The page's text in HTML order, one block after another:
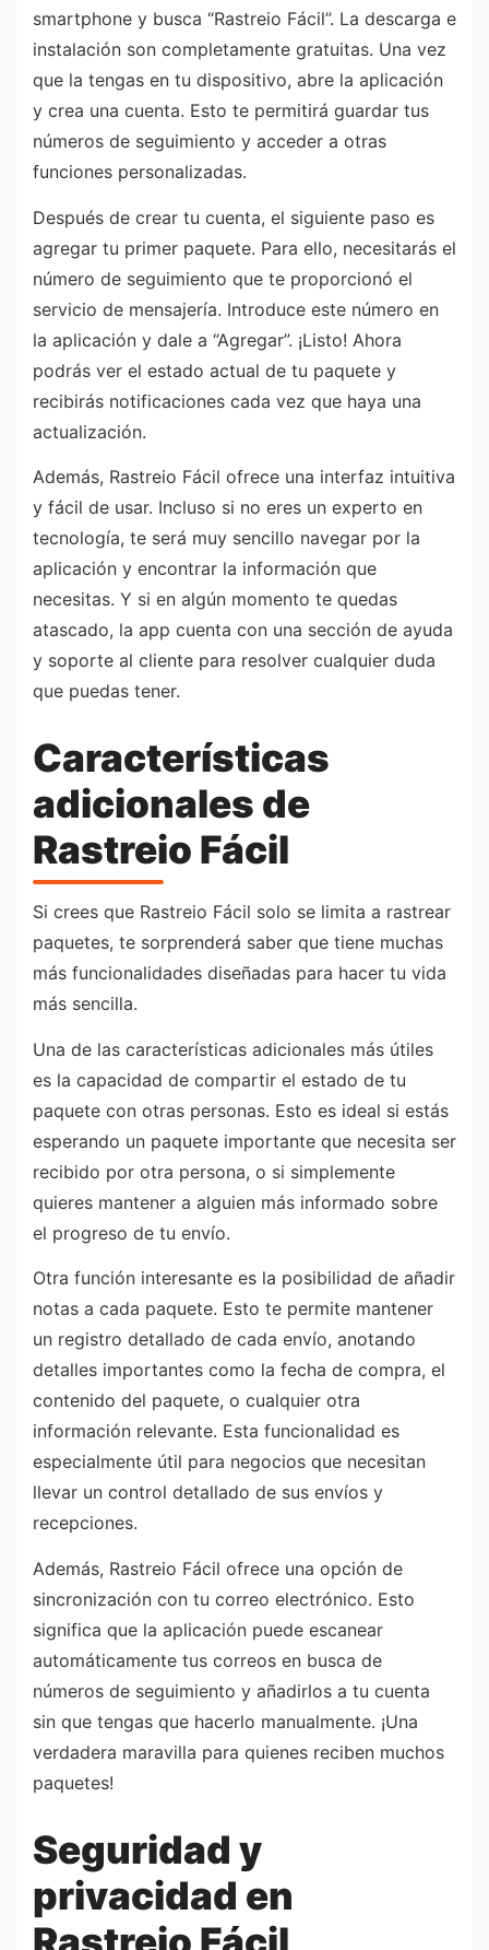
smartphone y busca “Rastreio Fácil”. La descarga e
instalación son completamente gratuitas. Una vez
que la tengas en tu dispositivo, abre la aplicación
y crea una cuenta. Esto te permitirá guardar tus
números de seguimiento y acceder a otras
funciones personalizadas.
Después de crear tu cuenta, el siguiente paso es
agregar tu primer paquete. Para ello, necesitarás el
número de seguimiento que te proporcionó el
servicio de mensajería. Introduce este número en
la aplicación y dale a “Agregar”. ¡Listo! Ahora
podrás ver el estado actual de tu paquete y
recibirás notificaciones cada vez que haya una
actualización.
Además, Rastreio Fácil ofrece una interfaz intuitiva
y fácil de usar. Incluso si no eres un experto en
tecnología, te será muy sencillo navegar por la
aplicación y encontrar la información que
necesitas. Y si en algún momento te quedas
atascado, la app cuenta con una sección de ayuda
y soporte al cliente para resolver cualquier duda
que puedas tener.
Características
adicionales de
Rastreio Fácil
Si crees que Rastreio Fácil solo se limita a rastrear
paquetes, te sorprenderá saber que tiene muchas
más funcionalidades diseñadas para hacer tu vida
más sencilla.
Una de las características adicionales más útiles
es la capacidad de compartir el estado de tu
paquete con otras personas. Esto es ideal si estás
esperando un paquete importante que necesita ser
recibido por otra persona, o si simplemente
quieres mantener a alguien más informado sobre
el progreso de tu envío.
Otra función interesante es la posibilidad de añadir
notas a cada paquete. Esto te permite mantener
un registro detallado de cada envío, anotando
detalles importantes como la fecha de compra, el
contenido del paquete, o cualquier otra
información relevante. Esta funcionalidad es
especialmente útil para negocios que necesitan
llevar un control detallado de sus envíos y
recepciones.
Además, Rastreio Fácil ofrece una opción de
sincronización con tu correo electrónico. Esto
significa que la aplicación puede escanear
automáticamente tus correos en busca de
números de seguimiento y añadirlos a tu cuenta
sin que tengas que hacerlo manualmente. ¡Una
verdadera maravilla para quienes reciben muchos
paquetes!
Seguridad y
privacidad en
Rastreio Fácil